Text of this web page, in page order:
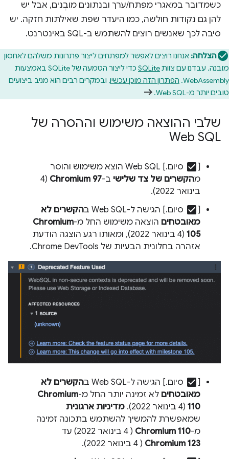
כשמדובר במאגרי מפתח/ערך ובנתונים מובְנים, אבל יש
להן גם נקודות חולשה, כמו היעדר שפת שאילתות חזקה. יש
סיבה לכך שאנשים רוצים להשתמש ב-SQL באינטרנט.
הצלחה: אנחנו רוצים לאפשר למפתחים ליצור פתרונות משלהם לאחסון
מובנה. עבדנו עם צוותSQLite
כדי ליצור הטמעה של SQLite באמצעות
WebAssembly. הפתרון הזה מוכן עכשיו, ובמקרים רבים הוא מניב ביצועים
טובים יותר מ-Web SQL.
שלבי ההוצאה משימוש וההסרה של
Web SQL
[
check_box
סיום.] Web SQL הוצא משימוש והוסר
מהקשרים של צד שלישי ב-Chromium 97
(4
בינואר 2022).
[
check_box סיום.] הגישה ל-Web SQL ב
הקשרים לא
מאובטחים הוצאה משימוש החל מ-Chromium
105
(4 בינואר 2022), ומאותו רגע הוצגה הודעת
אזהרה בחלונית הבעיות של Chrome DevTools.
[
check_box סיום.] הגישה ל-Web SQL ב
הקשרים לא
מאובטחים לא זמינה יותר החל מ-Chromium
110 (4 בינואר 2022).
מדיניות ארגונית
שמאפשרת להמשיך להשתמש בתכונה זמינה
מ-Chromium 110 ( 4 בינואר 2022) עד
Chromium 123 ( 4 בינואר 2022).